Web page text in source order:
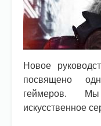
Новое
посвящено
геймеров.
искусственное